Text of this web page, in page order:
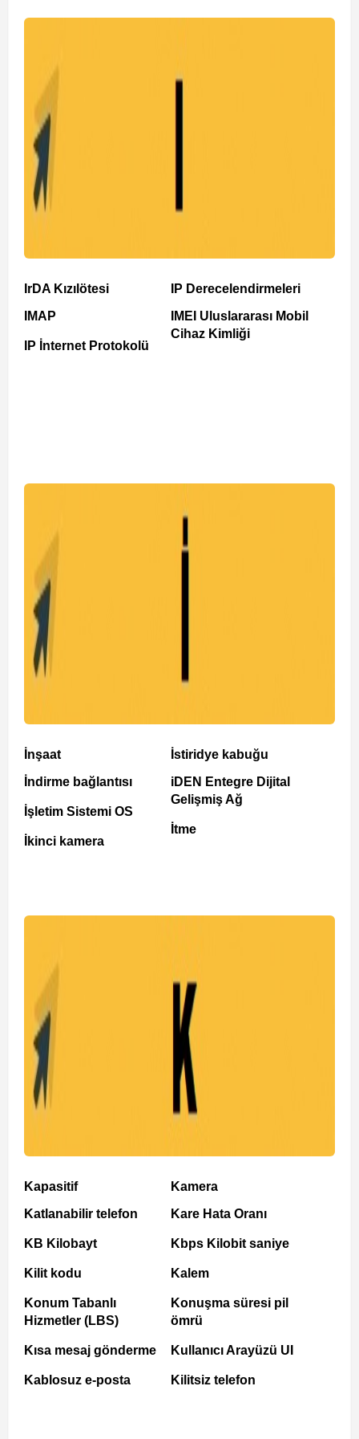
IrDA Kızılötesi
IMAP
IP İnternet Protokolü
IP Derecelendirmeleri
IMEI Uluslararası Mobil
Cihaz Kimliği
İnşaat
İndirme bağlantısı
İşletim Sistemi OS
İkinci kamera
İstiridye kabuğu
iDEN Entegre Dijital
Gelişmiş Ağ
İtme
Kapasitif
Katlanabilir telefon
KB Kilobayt
Kilit kodu
Konum Tabanlı
Hizmetler (LBS)
Kısa mesaj gönderme
Kablosuz e-posta
Kamera
Kare Hata Oranı
Kbps Kilobit saniye
Kalem
Konuşma süresi pil
ömrü
Kullanıcı Arayüzü UI
Kilitsiz telefon